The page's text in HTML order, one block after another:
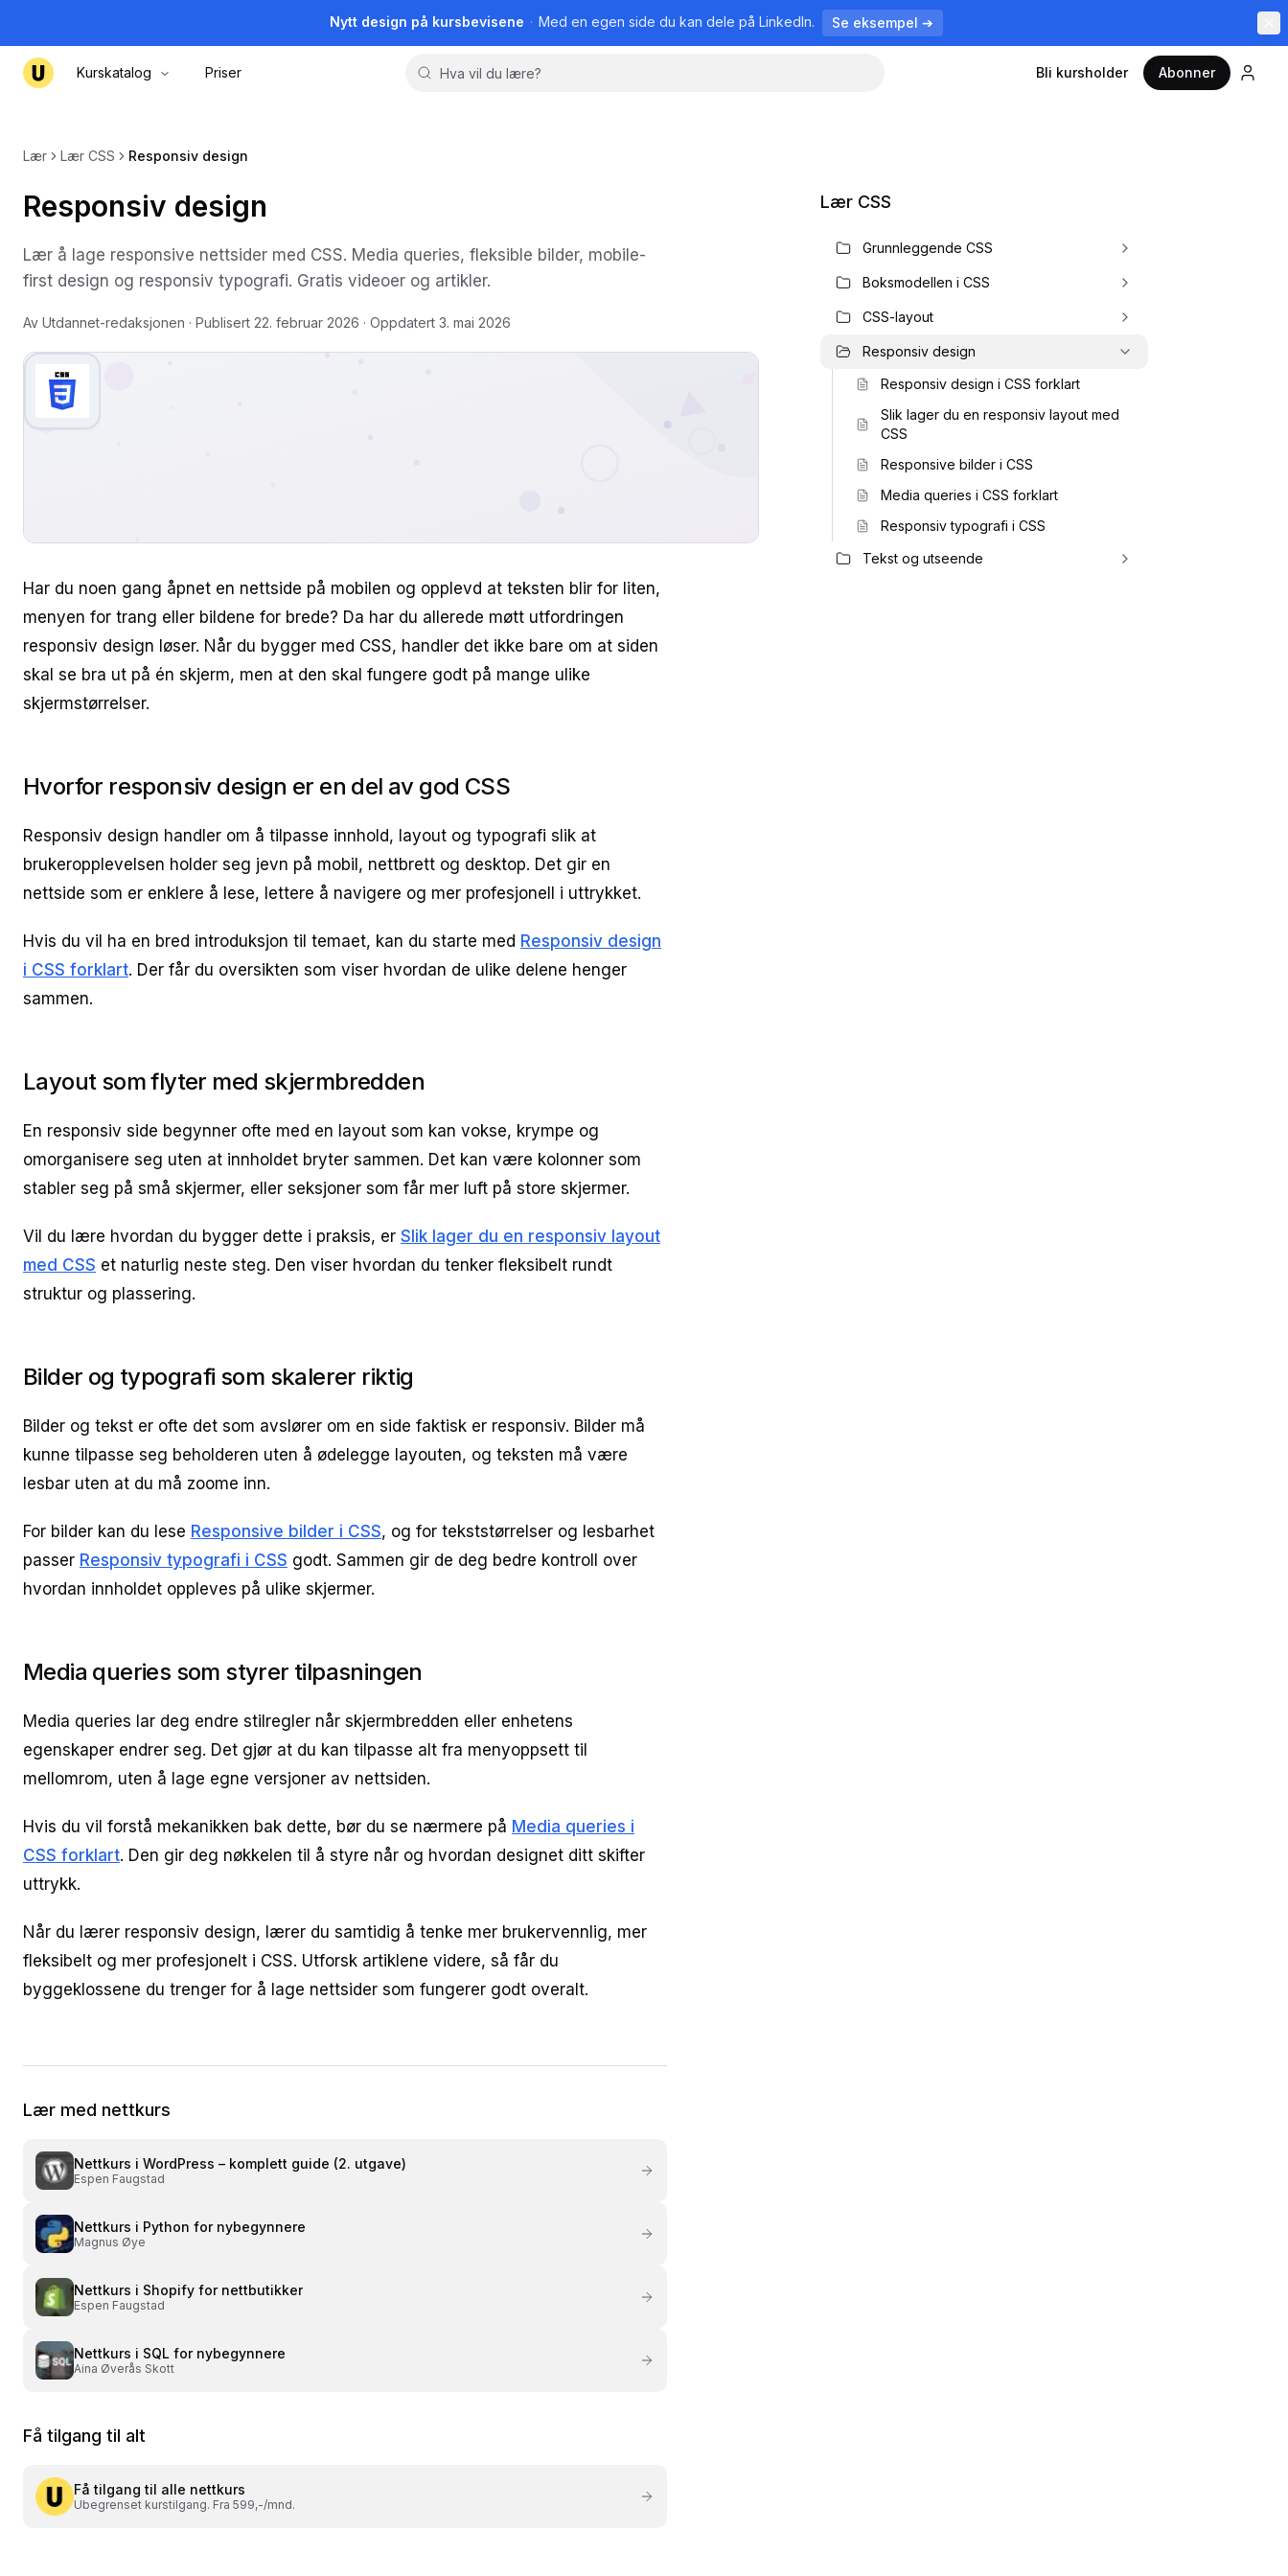
Nytt design på kursbevisene · Med en egen side du kan dele på LinkedIn. Se eksempel ➔
Kurskatalog Priser Bli kursholder Abonner
Lær Lær CSS Responsiv design
Responsiv design
Lær å lage responsive nettsider med CSS. Media queries, fleksible bilder, mobile-
first design og responsiv typografi. Gratis videoer og artikler.
Av Utdannet-redaksjonen · Publisert 22. februar 2026 · Oppdatert 3. mai 2026
Har du noen gang åpnet en nettside på mobilen og opplevd at teksten blir for liten,
menyen for trang eller bildene for brede? Da har du allerede møtt utfordringen
responsiv design løser. Når du bygger med CSS, handler det ikke bare om at siden
skal se bra ut på én skjerm, men at den skal fungere godt på mange ulike
skjermstørrelser.
Hvorfor responsiv design er en del av god CSS
Responsiv design handler om å tilpasse innhold, layout og typografi slik at
brukeropplevelsen holder seg jevn på mobil, nettbrett og desktop. Det gir en
nettside som er enklere å lese, lettere å navigere og mer profesjonell i uttrykket.
Hvis du vil ha en bred introduksjon til temaet, kan du starte med Responsiv design
i CSS forklart. Der får du oversikten som viser hvordan de ulike delene henger
sammen.
Layout som flyter med skjermbredden
En responsiv side begynner ofte med en layout som kan vokse, krympe og
omorganisere seg uten at innholdet bryter sammen. Det kan være kolonner som
stabler seg på små skjermer, eller seksjoner som får mer luft på store skjermer.
Vil du lære hvordan du bygger dette i praksis, er Slik lager du en responsiv layout
med CSS et naturlig neste steg. Den viser hvordan du tenker fleksibelt rundt
struktur og plassering.
Bilder og typografi som skalerer riktig
Bilder og tekst er ofte det som avslører om en side faktisk er responsiv. Bilder må
kunne tilpasse seg beholderen uten å ødelegge layouten, og teksten må være
lesbar uten at du må zoome inn.
For bilder kan du lese Responsive bilder i CSS, og for tekststørrelser og lesbarhet
passer Responsiv typografi i CSS godt. Sammen gir de deg bedre kontroll over
hvordan innholdet oppleves på ulike skjermer.
Media queries som styrer tilpasningen
Media queries lar deg endre stilregler når skjermbredden eller enhetens
egenskaper endrer seg. Det gjør at du kan tilpasse alt fra menyoppsett til
mellomrom, uten å lage egne versjoner av nettsiden.
Hvis du vil forstå mekanikken bak dette, bør du se nærmere på Media queries i
CSS forklart. Den gir deg nøkkelen til å styre når og hvordan designet ditt skifter
uttrykk.
Når du lærer responsiv design, lærer du samtidig å tenke mer brukervennlig, mer
fleksibelt og mer profesjonelt i CSS. Utforsk artiklene videre, så får du
byggeklossene du trenger for å lage nettsider som fungerer godt overalt.
Lær med nettkurs
Nettkurs i WordPress – komplett guide (2. utgave)
Espen Faugstad
Nettkurs i Python for nybegynnere
Magnus Øye
Nettkurs i Shopify for nettbutikker
Espen Faugstad
Nettkurs i SQL for nybegynnere
Aina Øverås Skott
Få tilgang til alt
Få tilgang til alle nettkurs
Ubegrenset kurstilgang. Fra 599,-/mnd.
Lær CSS
Grunnleggende CSS
Boksmodellen i CSS
CSS-layout
Responsiv design
Responsiv design i CSS forklart
Slik lager du en responsiv layout med
CSS
Responsive bilder i CSS
Media queries i CSS forklart
Responsiv typografi i CSS
Tekst og utseende